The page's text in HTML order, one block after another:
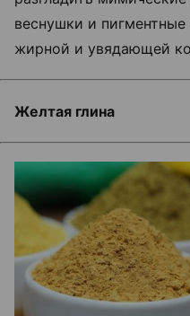
веснушки и
жирной и увядающей
Желтая глина